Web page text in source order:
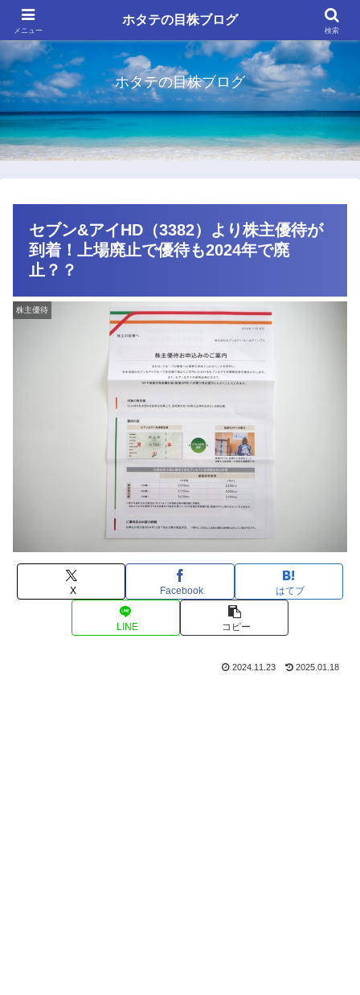
ホタテの目株ブログ
セブン&アイHD（3382）より株主優待が
到着！上場廃止で優待も2024年で廃
止？？
株主優待
X Facebook はてブ
LINE コピー
2024.11.23 2025.01.18
メニュー
ホタテの目株ブログ
検索